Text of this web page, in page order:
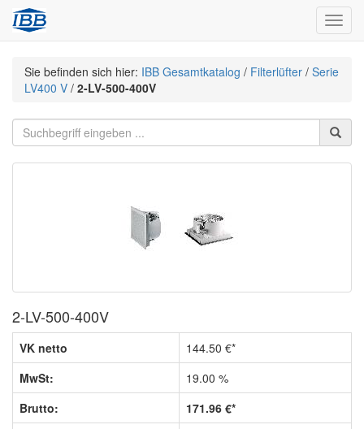
Sie befinden sich hier: IBB Gesamtkatalog / Filterlüfter / Serie
LV400 V / 2-LV-500-400V
2-LV-500-400V
VK netto
144.50 €*
MwSt:
19.00 %
Brutto:
171.96 €*